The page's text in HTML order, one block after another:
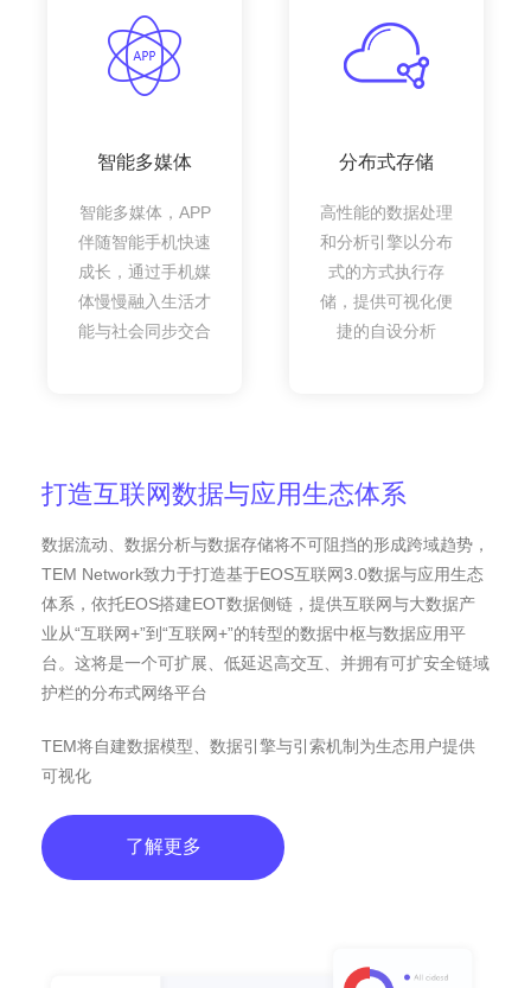
智能多媒体
智能多媒体，APP
伴随智能手机快速
成长，通过手机媒
体慢慢融入生活才
能与社会同步交合
分布式存储
高性能的数据处理
和分析引擎以分布
式的方式执行存
储，提供可视化便
捷的自设分析
打造互联网数据与应用生态体系
数据流动、数据分析与数据存储将不可阻挡的形成跨域趋势，
TEM Network致力于打造基于EOS互联网3.0数据与应用生态
体系，依托EOS搭建EOT数据侧链，提供互联网与大数据产
业从“互联网+”到“互联网+”的转型的数据中枢与数据应用平
台。这将是一个可扩展、低延迟高交互、并拥有可扩安全链域
护栏的分布式网络平台
TEM将自建数据模型、数据引擎与引索机制为生态用户提供
可视化
了解更多